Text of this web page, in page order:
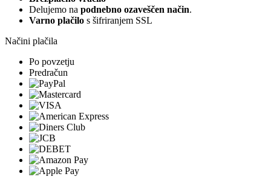
Delujemo na podnebno ozaveščen način.
Varno plačilo s šifriranjem SSL
Načini plačila
Po povzetju
Predračun